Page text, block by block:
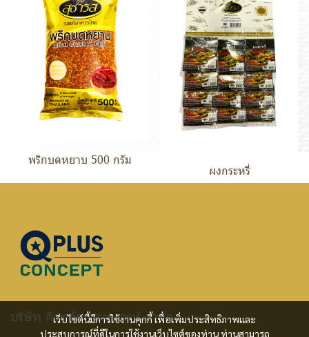
พริกบดหยาบ 500 กรัม
ผงกระหรี่
เว็บไซต์นี้มีการใช้งานคุกกี้ เพื่อเพิ่มประสิทธิภาพและ
ประสบการณ์ที่ดีในการใช้งานเว็บไซต์ของท่าน ท่านสามารถ
บริษัท คิวพลัส คอนเซพท์ จำกัด